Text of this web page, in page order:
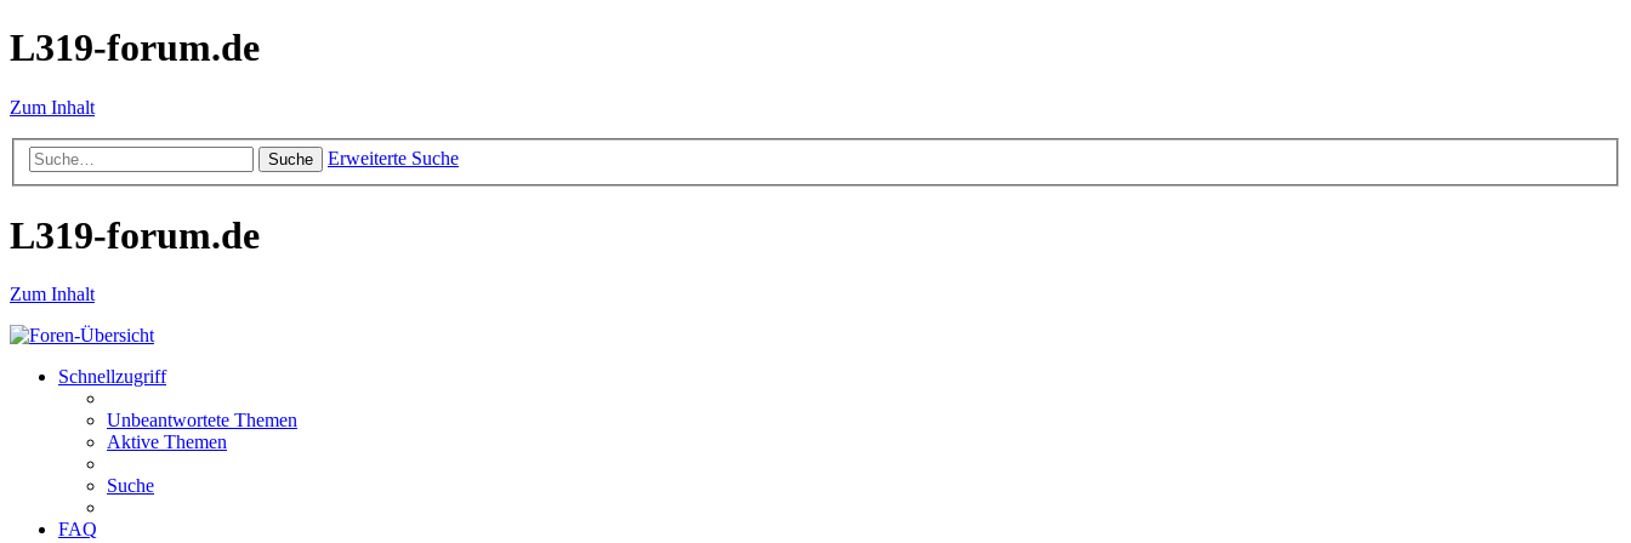
L319-forum.de
Zum Inhalt
Suche Erweiterte Suche
L319-forum.de
Zum Inhalt
Schnellzugriff
Unbeantwortete Themen
Aktive Themen
Suche
FAQ